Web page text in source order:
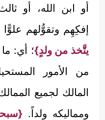
أو ابن الله، أو
إفكِهِم وتقوُّلهم علوًّا
يتَّخذ من ولدٍ}؛ أي: ما
من الأمور
المالك لجميع
ومماليكه ولداً.